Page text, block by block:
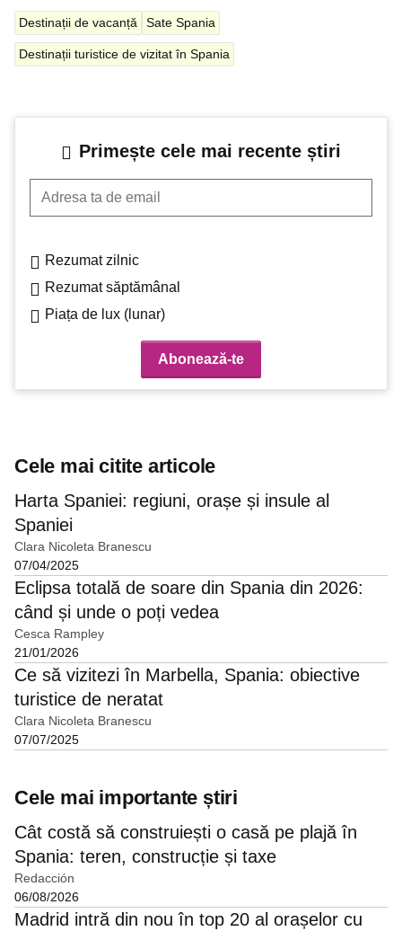
Destinații de vacanță Sate Spania
Destinații turistice de vizitat în Spania
Primește cele mai recente știri
Adresa ta de email
Rezumat zilnic
Rezumat săptămânal
Piața de lux (lunar)
Cele mai citite articole
Harta Spaniei: regiuni, orașe și insule al
Spaniei
Clara Nicoleta Branescu
07/04/2025
Eclipsa totală de soare din Spania din 2026:
când și unde o poți vedea
Cesca Rampley
21/01/2026
Ce să vizitezi în Marbella, Spania: obiective
turistice de neratat
Clara Nicoleta Branescu
07/07/2025
Cele mai importante știri
Cât costă să construiești o casă pe plajă în
Spania: teren, construcție și taxe
Redacción
06/08/2026
Madrid intră din nou în top 20 al orașelor cu